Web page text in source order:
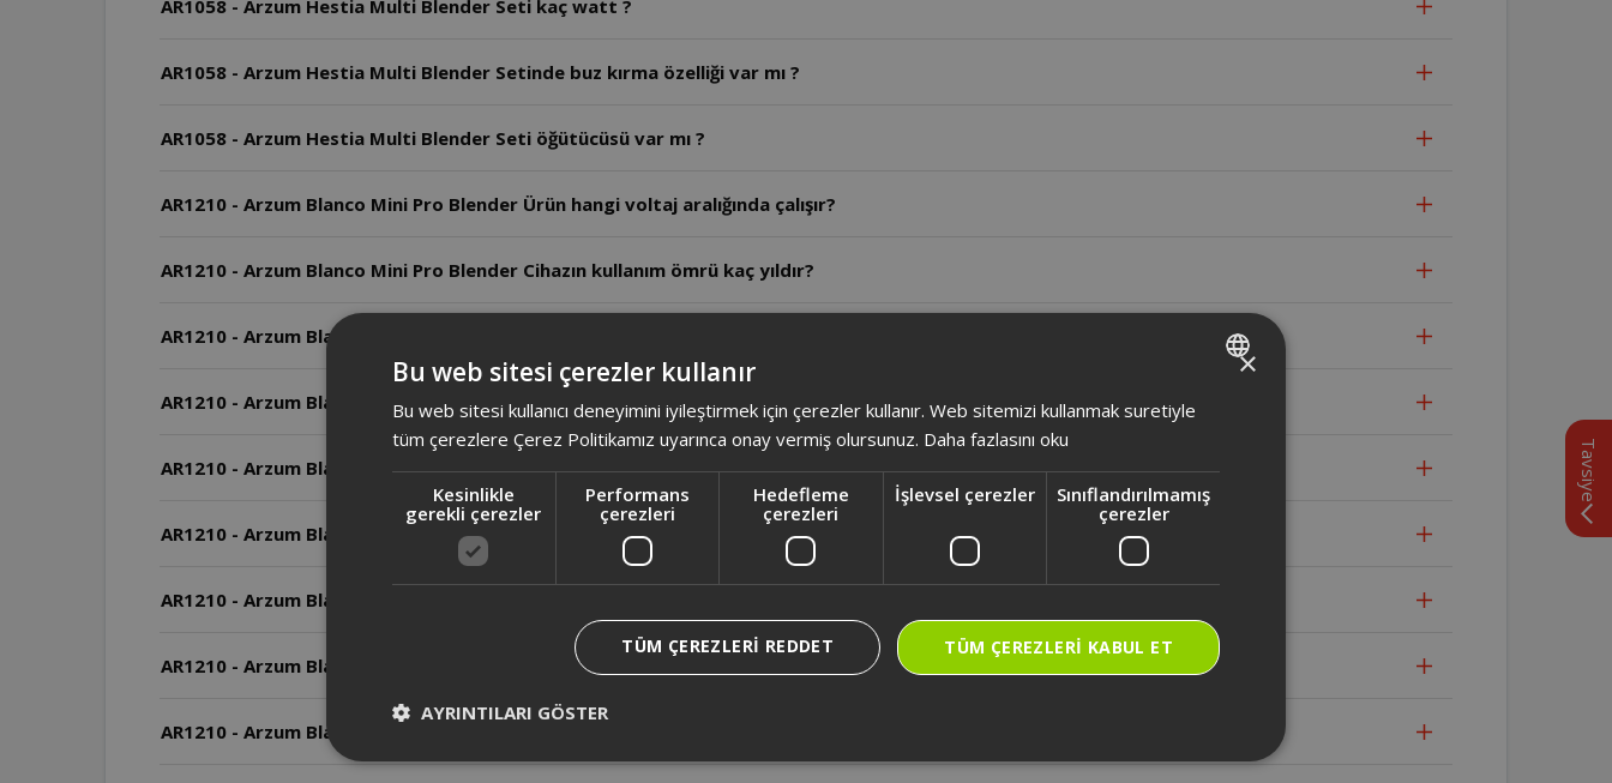
AR1058 - Arzum Hestia Multi Blender Seti kaç watt ?
AR1058 - Arzum Hestia Multi Blender Setinde buz kırma özelliği var mı ?
AR1058 - Arzum Hestia Multi Blender Seti öğütücüsü var mı ?
AR1210 - Arzum Blanco Mini Pro Blender Ürün hangi voltaj aralığında çalışır?
AR1210 - Arzum Blanco Mini Pro Blender Cihazın kullanım ömrü kaç yıldır?
AR1210 - Arzum Blanco Mini Pro Blender Cihaz uzun süreli çalıştırılabilir mi?
AR1210 - Arzum Blanco Mini Pro Blender Cihazın güvenlik kilidi nasıl çalışır?
AR1210 - Arzum Blanco Mini Pro Blender Soğan ve sarımsak için önerilen hız kademesi ve kapasite nedir?
AR1210 - Arzum Blanco Mini Pro Blender Meyve parçalama kapasitesi ve hız nedir?
AR1210 - Arzum Blanco Mini Pro Blender Parçalama işleminde et için önerilen kapasite ve hız nedir?
AR1210 - Arzum Blanco Mini Pro Blender Cihazın çalışması sırasında malzeme nasıl yerleştirilmelidir?
AR1210 - Arzum Blanco Mini Pro Blender Motor bölümü nasıl temizlenir?
Tavsiye
TURKISH
×
Bu web sitesi çerezler kullanır
Bu web sitesi kullanıcı deneyimini iyileştirmek için çerezler kullanır. Web sitemizi kullanmak suretiyle
tüm çerezlere Çerez Politikamız uyarınca onay vermiş olursunuz. Daha fazlasını oku
Kesinlikle
gerekli çerezler
Performans
çerezleri
Hedefleme
çerezleri
İşlevsel çerezler
Sınıflandırılmamış
çerezler
TÜM ÇEREZLERI KABUL ET
TÜM ÇEREZLERI REDDET
AYRINTILARI GÖSTER